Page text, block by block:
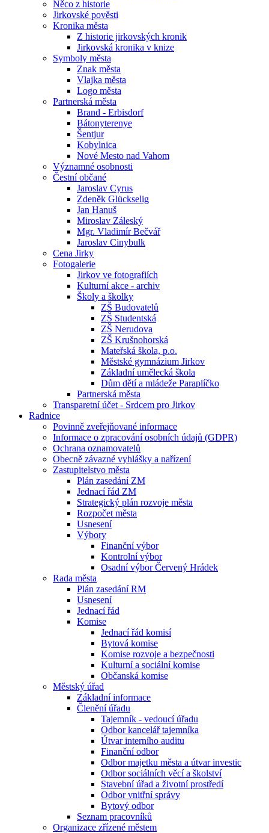
Něco z historie
Jirkovské pověsti
Kronika města
Z historie jirkovských kronik
Jirkovská kronika v knize
Symboly města
Znak města
Vlajka města
Logo města
Partnerská města
Brand - Erbisdorf
Bátonyterenye
Šentjur
Kobylnica
Nové Mesto nad Vahom
Významné osobnosti
Čestní občané
Jaroslav Cyrus
Zdeněk Glückselig
Jan Hanuš
Miroslav Záleský
Mgr. Vladimír Bečvář
Jaroslav Cinybulk
Cena Jirky
Fotogalerie
Jirkov ve fotografiích
Kulturní akce - archiv
Školy a školky
ZŠ Budovatelů
ZŠ Studentská
ZŠ Nerudova
ZŠ Krušnohorská
Mateřská škola, p.o.
Městské gymnázium Jirkov
Základní umělecká škola
Dům dětí a mládeže Paraplíčko
Partnerská města
Transparetní účet - Srdcem pro Jirkov
Radnice
Povinně zveřejňované informace
Informace o zpracování osobních údajů (GDPR)
Ochrana oznamovatelů
Obecně závazné vyhlášky a nařízení
Zastupitelstvo města
Plán zasedání ZM
Jednací řád ZM
Strategický plán rozvoje města
Rozpočet města
Usnesení
Výbory
Finanční výbor
Kontrolní výbor
Osadní výbor Červený Hrádek
Rada města
Plán zasedání RM
Usnesení
Jednací řád
Komise
Jednací řád komisí
Bytová komise
Komise rozvoje a bezpečnosti
Kulturní a sociální komise
Občanská komise
Městský úřad
Základní informace
Členění úřadu
Tajemník - vedoucí úřadu
Odbor kancelář tajemníka
Útvar interního auditu
Finanční odbor
Odbor majetku města a útvar investic
Odbor sociálních věcí a školství
Stavební úřad a životní prostředí
Odbor vnitřní správy
Bytový odbor
Seznam pracovníků
Organizace zřízené městem